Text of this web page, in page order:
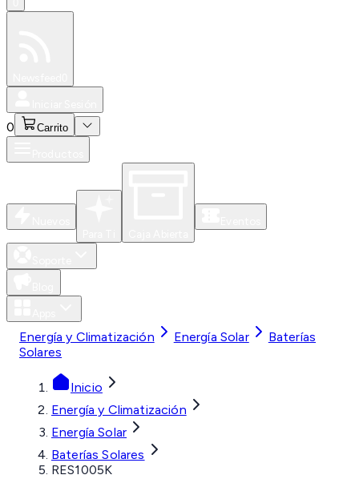
0 Carrito
Energía y Climatización Energía Solar
Baterías
Solares
Inicio
Energía y Climatización
Energía Solar
Baterías Solares
RES1005K